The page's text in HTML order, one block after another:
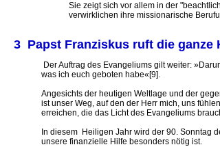
Sie zeigt sich vor allem in der
verwirklichen ihre missionarische
3 Papst Franziskus ruft die ganze
Der Auftrag des Evangeliums gilt weiter:
was ich euch geboten habe«[9].
Angesichts der heutigen Weltlage und der
ist unser Weg, auf den der Herr mich, uns
erreichen, die das Licht des Evangeliums
In diesem Heiligen Jahr wird der 90. Sonntag
unsere finanzielle Hilfe besonders nötig ist.